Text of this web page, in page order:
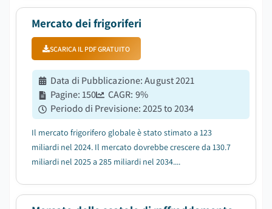
pubblicato da Global Market In...
Mercato dei frigoriferi
SCARICA IL PDF GRATUITO
Data di Pubblicazione:August 2021
Pagine:150 CAGR: 9%
Periodo di Previsione:2025 to 2034
Il mercato frigorifero globale è stato stimato a 123
miliardi nel 2024. Il mercato dovrebbe crescere da 130.7
miliardi nel 2025 a 285 miliardi nel 2034....